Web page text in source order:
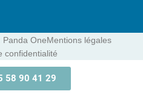
Panda OneMentions légales
confidentialité
58 90 41 29